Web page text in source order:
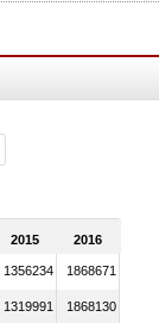
2015 2016
1356234 1868671
1319991 1868130